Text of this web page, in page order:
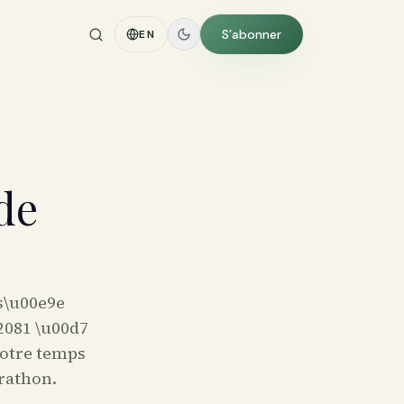
EN S’abonner
\u00d7
temps